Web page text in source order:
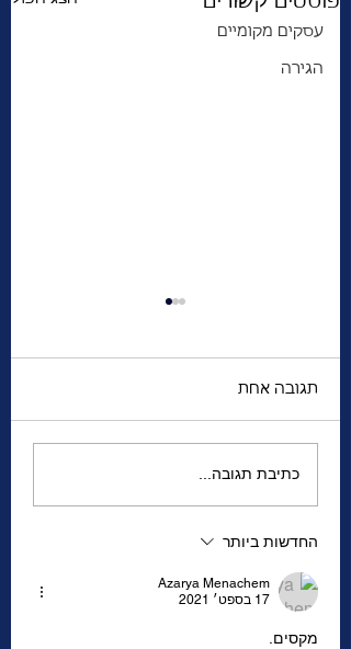
עסקים מקומיים
הגירה
מסעותיו בעולם של
תגובה אחת
כתיבת תגובה...
החדשות ביותר
Azarya Menachem
17 בספט׳ 2021
מקסים.